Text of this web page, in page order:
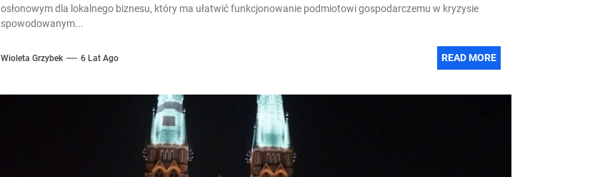
osłonowym dla lokalnego biznesu, który ma ułatwić funkcjonowanie podmiotowi gospodarczemu w kryzysie
spowodowanym...
Wioleta Grzybek 6 Lat Ago READ MORE